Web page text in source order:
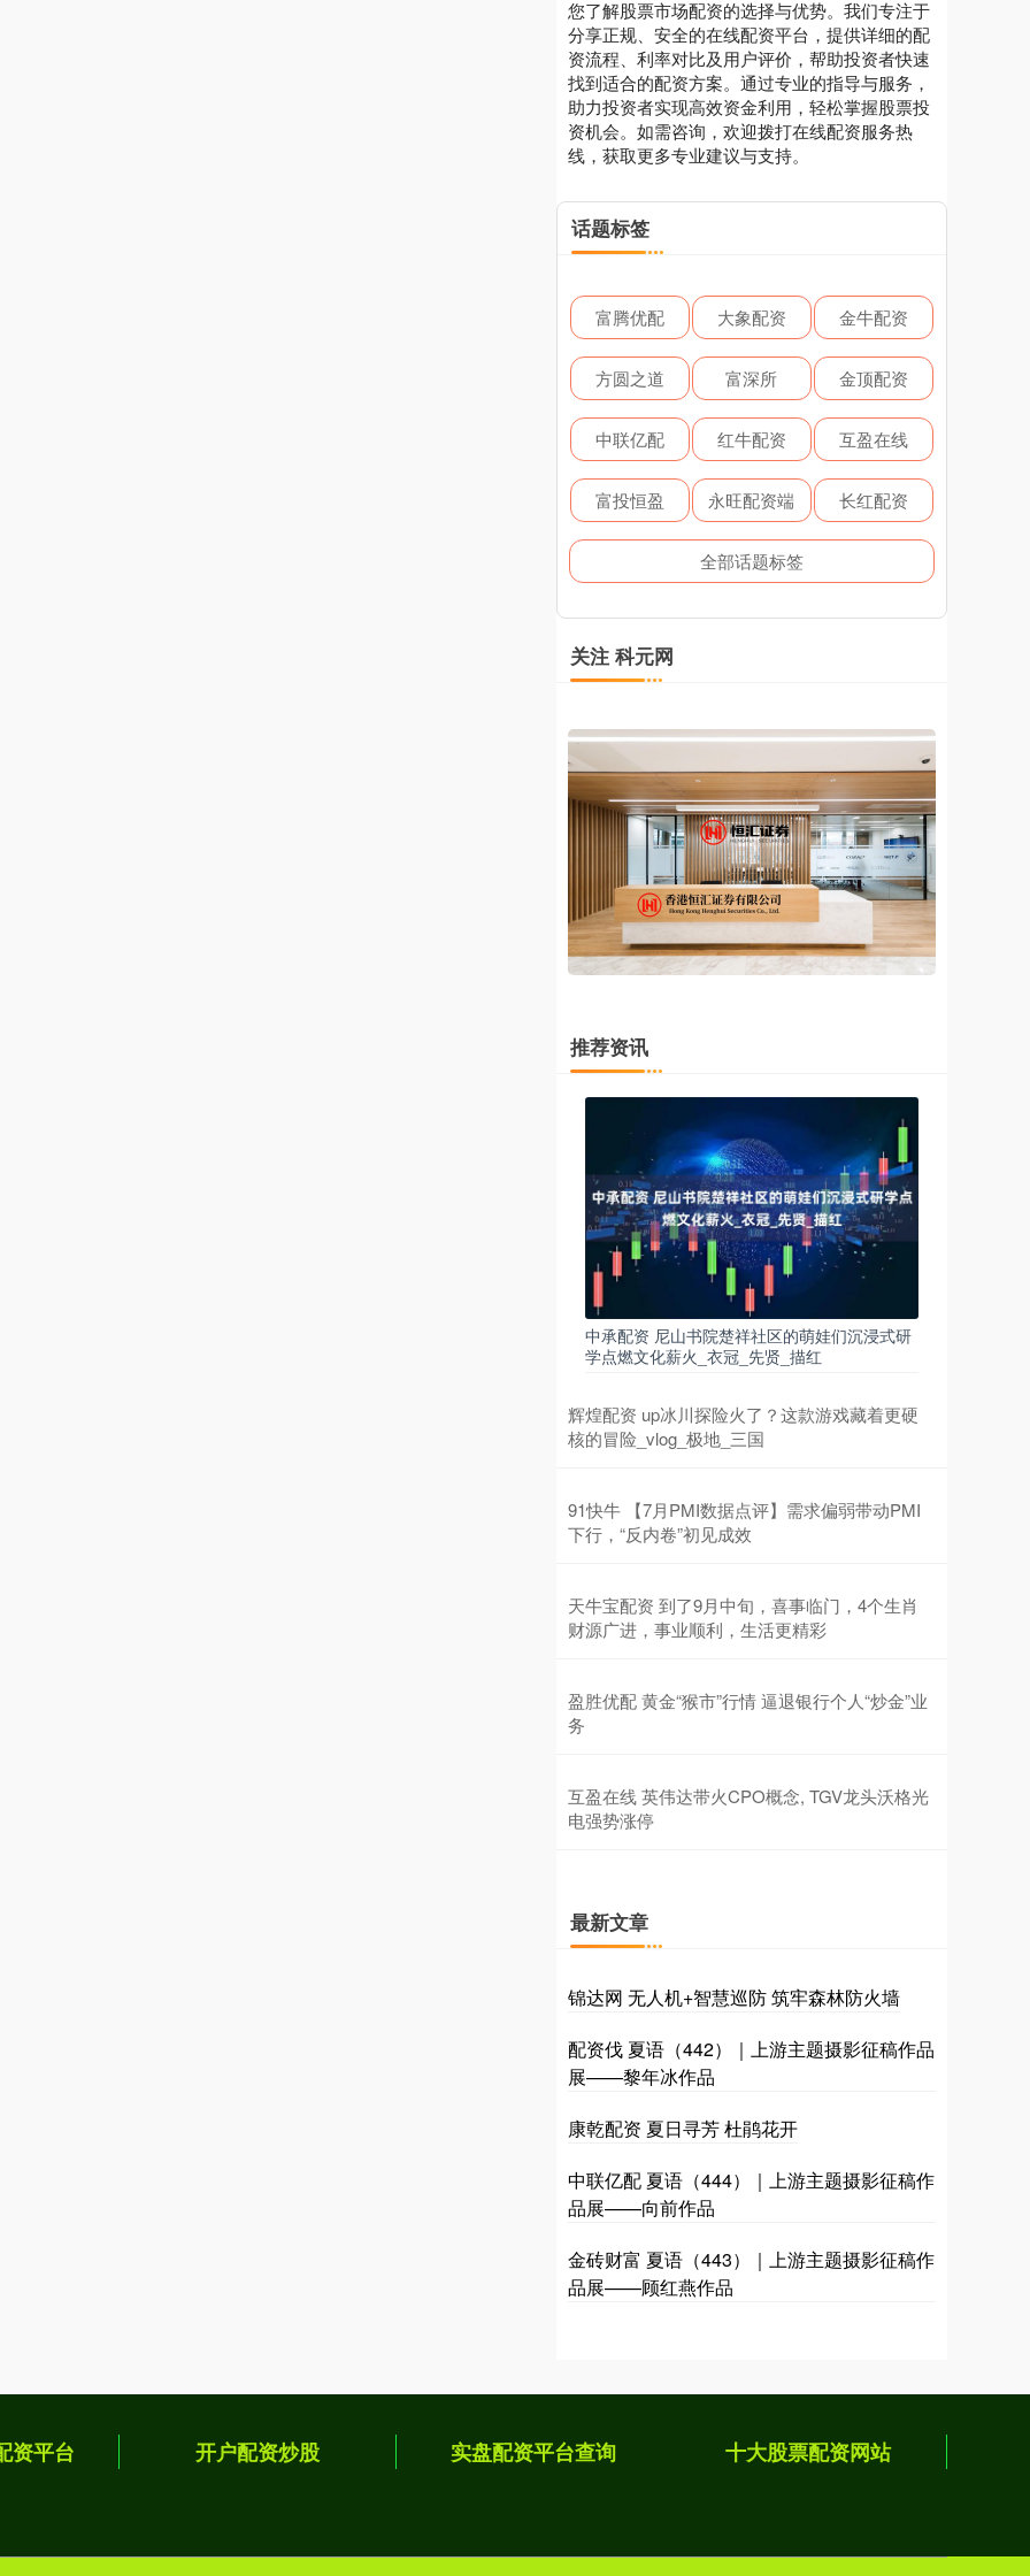
您了解股票市场配资的选择与优势。我们专注于
分享正规、安全的在线配资平台，提供详细的配
资流程、利率对比及用户评价，帮助投资者快速
找到适合的配资方案。通过专业的指导与服务，
助力投资者实现高效资金利用，轻松掌握股票投
资机会。如需咨询，欢迎拨打在线配资服务热
线，获取更多专业建议与支持。
话题标签
富腾优配 大象配资 金牛配资
方圆之道 富深所 金顶配资
中联亿配 红牛配资 互盈在线
富投恒盈 永旺配资端 长红配资
全部话题标签
关注 科元网
推荐资讯
中承配资 尼山书院楚祥社区的萌娃们沉浸式研
学点燃文化薪火_衣冠_先贤_描红
辉煌配资 up冰川探险火了？这款游戏藏着更硬
核的冒险_vlog_极地_三国
91快牛 【7月PMI数据点评】需求偏弱带动PMI
下行，“反内卷”初见成效
天牛宝配资 到了9月中旬，喜事临门，4个生肖
财源广进，事业顺利，生活更精彩
盈胜优配 黄金“猴市”行情 逼退银行个人“炒金”业
务
互盈在线 英伟达带火CPO概念, TGV龙头沃格光
电强势涨停
最新文章
锦达网 无人机+智慧巡防 筑牢森林防火墙
配资伐 夏语（442）｜上游主题摄影征稿作品
展——黎年冰作品
康乾配资 夏日寻芳 杜鹃花开
中联亿配 夏语（444）｜上游主题摄影征稿作
品展——向前作品
金砖财富 夏语（443）｜上游主题摄影征稿作
品展——顾红燕作品
资平台 开户配资炒股 实盘配资平台查询 十大股票配资网站